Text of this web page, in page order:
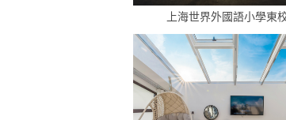
上海世界外國語小學東